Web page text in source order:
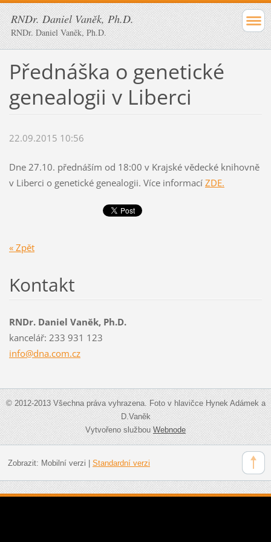
RNDr. Daniel Vaněk, Ph.D.
RNDr. Daniel Vaněk, Ph.D.
Přednáška o genetické
genealogii v Liberci
22.09.2015 10:56
Dne 27.10. přednáším od 18:00 v Krajské vědecké knihovně
v Liberci o genetické genealogii. Více informací ZDE.
« Zpět
Kontakt
RNDr. Daniel Vaněk, Ph.D.
kancelář: 233 931 123
info@dna.com.cz
© 2012-2013 Všechna práva vyhrazena. Foto v hlavičce Hynek Adámek a
D.Vaněk
Vytvořeno službouWebnode
Zobrazit: Mobilní verzi Standardní verzi